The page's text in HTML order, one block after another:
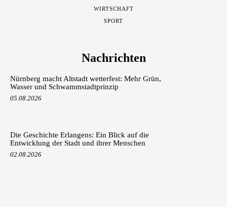
WIRTSCHAFT
SPORT
Nachrichten
Nürnberg macht Altstadt wetterfest: Mehr Grün,
Wasser und Schwammstadtprinzip
05.08.2026
Die Geschichte Erlangens: Ein Blick auf die
Entwicklung der Stadt und ihrer Menschen
02.08.2026